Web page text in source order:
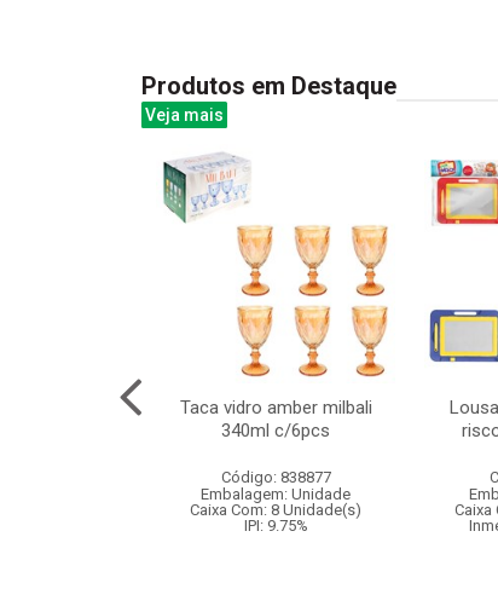
Produtos em Destaque
Veja mais
Taca vidro amber milbali
340ml c/6pcs
Código: 838877
Embalagem: Unidade
Caixa Com: 8 Unidade(s)
IPI: 9.75%
Caixa